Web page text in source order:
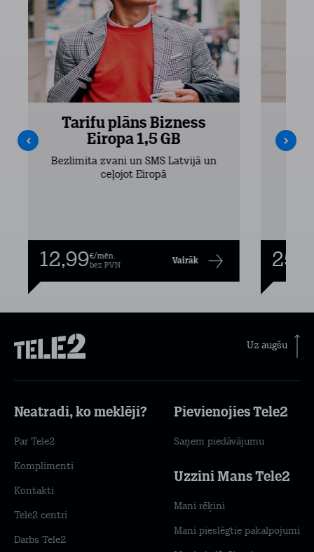
Tarifu plāns Bizness
Eiropa 1,5 GB
Bezlimita zvani un SMS Latvijā un
ceļojot Eiropā
12,99€/mēn.
bez PVN
Vairāk
Uz augšu
Neatradi, ko meklēji?
Par Tele2
Komplimenti
Kontakti
Tele2 centri
Darbs Tele2
Pievienojies Tele2
Saņem piedāvājumu
Uzzini Mans Tele2
Mani rēķini
Mani pieslēgtie pakalpojumi